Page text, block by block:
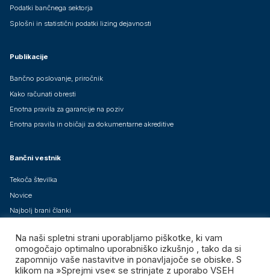
Podatki bančnega sektorja
Splošni in statistični podatki lizing dejavnosti
Publikacije
Bančno poslovanje, priročnik
Kako računati obresti
Enotna pravila za garancije na poziv
Enotna pravila in običaji za dokumentarne akreditive
Bančni vestnik
Tekoča številka
Novice
Najbolj brani članki
Brezplačne mednarodne izdaje
Na naši spletni strani uporabljamo piškotke, ki vam
omogočajo optimalno uporabniško izkušnjo , tako da si
zapomnijo vaše nastavitve in ponavljajoče se obiske. S
klikom na »Sprejmi vse« se strinjate z uporabo VSEH